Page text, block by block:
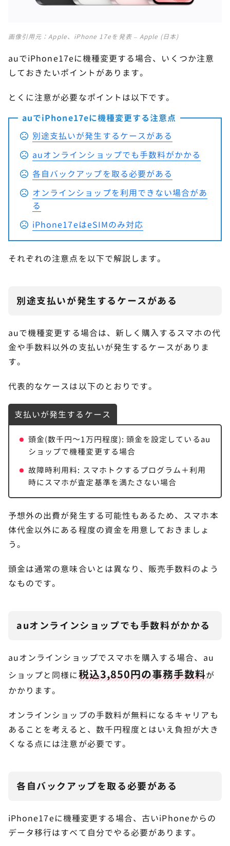
画像引用元：Apple、iPhone 17eを発表 – Apple (日本)
auでiPhone17eに機種変更する場合、いくつか注意
しておきたいポイントがあります。
とくに注意が必要なポイントは以下です。
auでiPhone17eに機種変更する注意点
別途支払いが発生するケースがある
auオンラインショップでも手数料がかかる
各自バックアップを取る必要がある
オンラインショップを利用できない場合があ
る
iPhone17eはeSIMのみ対応
それぞれの注意点を以下で解説します。
別途支払いが発生するケースがある
auで機種変更する場合は、新しく購入するスマホの代
金や手数料以外の支払いが発生するケースがありま
す。
代表的なケースは以下のとおりです。
支払いが発生するケース
頭金(数千円～1万円程度): 頭金を設定しているau
ショップで機種変更する場合
故障時利用料: スマホトクするプログラム＋利用
時にスマホが査定基準を満たさない場合
予想外の出費が発生する可能性もあるため、スマホ本
体代金以外にある程度の資金を用意しておきましょ
う。
頭金は通常の意味合いとは異なり、販売手数料のよう
なものです。
auオンラインショップでも手数料がかかる
auオンラインショップでスマホを購入する場合、au
ショップと同様に税込3,850円の事務手数料が
かかります。
オンラインショップの手数料が無料になるキャリアも
あることを考えると、数千円程度とはいえ負担が大き
くなる点には注意が必要です。
各自バックアップを取る必要がある
iPhone17eに機種変更する場合、古いiPhoneからの
データ移行はすべて自分でやる必要があります。